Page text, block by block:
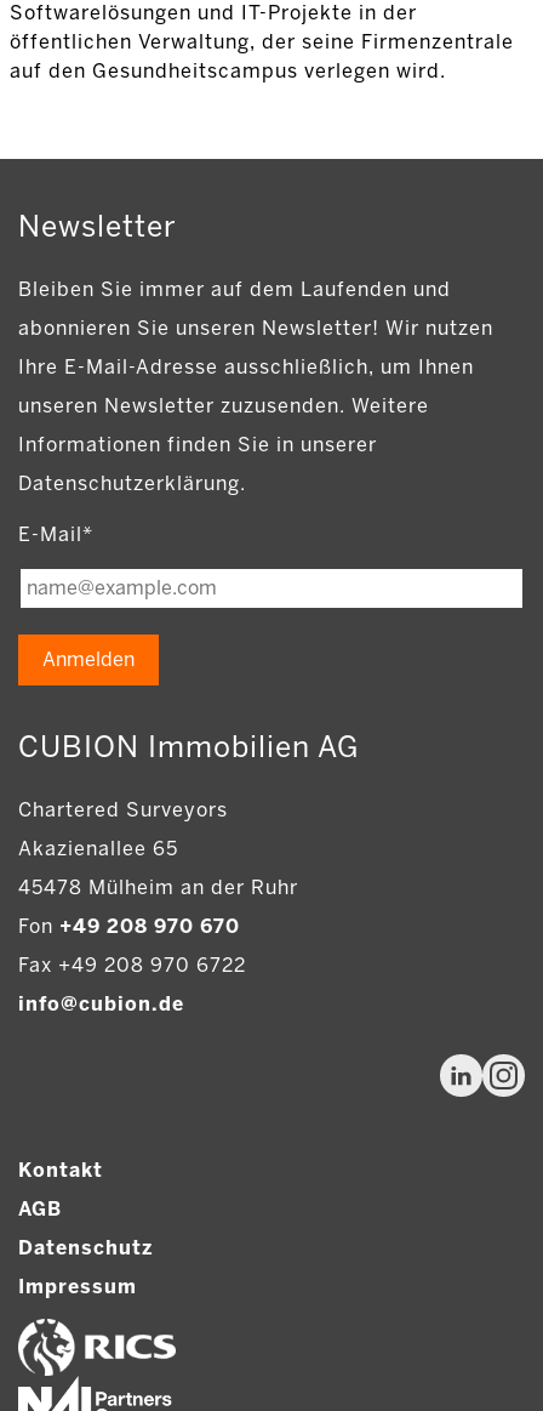
Softwarelösungen und IT-Projekte in der
öffentlichen Verwaltung, der seine Firmenzentrale
auf den Gesundheitscampus verlegen wird.
Newsletter
Bleiben Sie immer auf dem Laufenden und
abonnieren Sie unseren Newsletter! Wir nutzen
Ihre E-Mail-Adresse ausschließlich, um Ihnen
unseren Newsletter zuzusenden. Weitere
Informationen finden Sie in unserer
Datenschutzerklärung.
E-Mail*
Anmelden
CUBION Immobilien AG
Chartered Surveyors
Akazienallee 65
45478 Mülheim an der Ruhr
Fon +49 208 970 670
Fax +49 208 970 6722
info@cubion.de
Kontakt
AGB
Datenschutz
Impressum